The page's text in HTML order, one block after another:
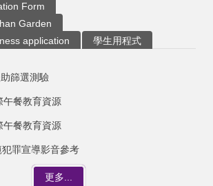
Form
Garden
application
學生用程式
篩選測驗
午餐教育資源
午餐教育資源
罪宣導影音參考
更多...